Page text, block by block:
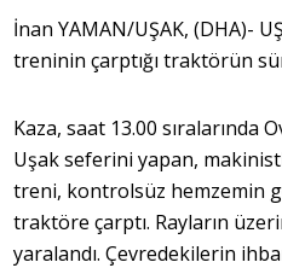
İnan YAMAN/UŞAK, (DHA)-
treninin çarptığı traktörün
Kaza, saat 13.00 sıralarında
Uşak seferini yapan,
treni, kontrolsüz hemzemin
traktöre çarptı. Rayların
yaralandı. Çevredekilerin